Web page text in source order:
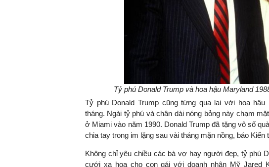
Tỷ phú Donald Trump và hoa hậu Maryland
Tỷ phú Donald Trump cũng từng qua lại với hoa hậu
tháng. Ngài tỷ phú và chân dài nóng bỏng này chạm
ở Miami vào năm 1990. Donald Trump đã tặng vô số
chia tay trong im lặng sau vài tháng mặn nồng, báo Kiến
Không chỉ yêu chiều các bà vợ hay người đẹp, tỷ phú
cưới xa hoa cho con gái với doanh nhân Mỹ Jared